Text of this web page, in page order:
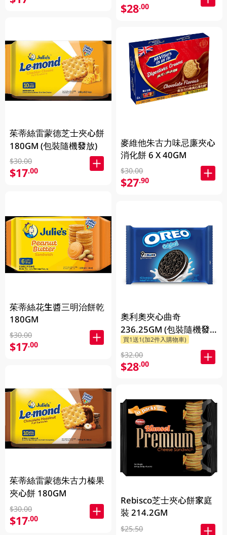
茱蒂絲雷蒙德芝士夾心餅
180GM (包裝隨機發放)
$30.00
$17.00
茱蒂絲花生醬三明治餅乾
180GM
$30.00
$17.00
茱蒂絲雷蒙德朱古力榛果
夾心餅 180GM
$30.00
$17.00
$28.00
麥維他朱古力味忌廉夾心
消化餅 6 X 40GM
$30.00
$27.90
奧利奧夾心曲奇
236.25GM (包裝隨機發
放)
買1送1(加2件入購物車)
$32.00
$28.00
Rebisco芝士夾心餅家庭
裝 214.2GM
$25.50